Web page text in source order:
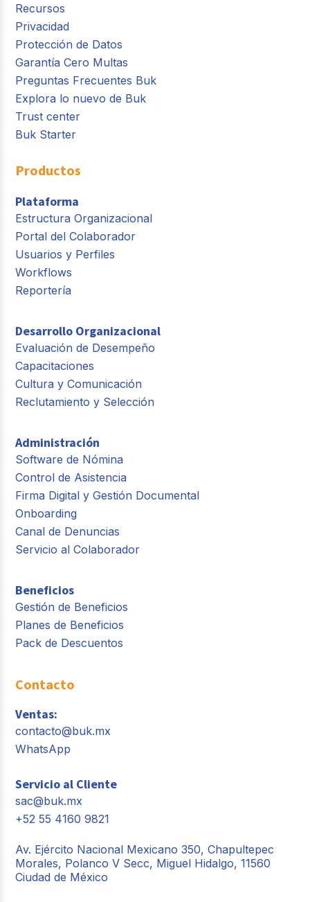
Recursos
Privacidad
Protección de Datos
Garantía Cero Multas
Preguntas Frecuentes Buk
Explora lo nuevo de Buk
Trust center
Buk Starter
Productos
Plataforma
Estructura Organizacional
Portal del Colaborador
Usuarios y Perfiles
Workflows
Reportería
Desarrollo Organizacional
Evaluación de Desempeño
Capacitaciones
Cultura y Comunicación
Reclutamiento y Selección
Administración
Software de Nómina
Control de Asistencia
Firma Digital y Gestión Documental
Onboarding
Canal de Denuncias
Servicio al Colaborador
Beneficios
Gestión de Beneficios
Planes de Beneficios
Pack de Descuentos
Contacto
Ventas:
contacto@buk.mx
WhatsApp
Servicio al Cliente
sac@buk.mx
+52 55 4160 9821
Av. Ejército Nacional Mexicano 350, Chapultepec
Morales, Polanco V Secc, Miguel Hidalgo, 11560
Ciudad de México